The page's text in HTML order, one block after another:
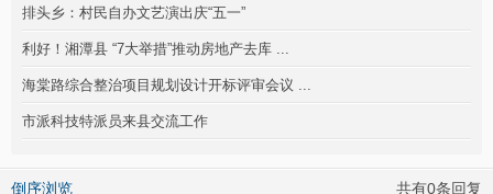
排头乡：村民自办文艺演出庆“五一”
利好！湘潭县 “7大举措”推动房地产去库 ...
海棠路综合整治项目规划设计开标评审会议 ...
市派科技特派员来县交流工作
倒序浏览 共有0条回复